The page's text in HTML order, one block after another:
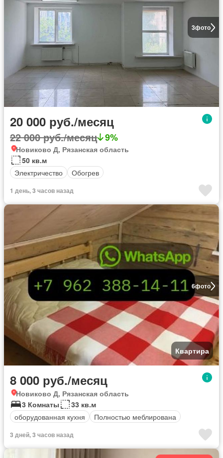
3фото
20 000 руб./месяц
22 000 руб./месяц 9%
Новиково Д, Рязанская область
50 кв.м
Электричество
Обогрев
1 день, 3 часов назад
6фото
Квартира
8 000 руб./месяц
Новиково Д, Рязанская область
3 Комнаты
33 кв.м
оборудованная кухня
Полностью меблирована
3 дней, 3 часов назад